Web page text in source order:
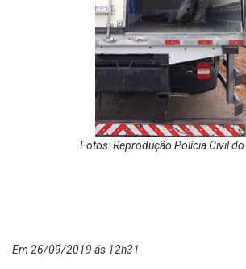
Fotos: Reprodução Polícia Civil
Em 26/09/2019 ás 12h31